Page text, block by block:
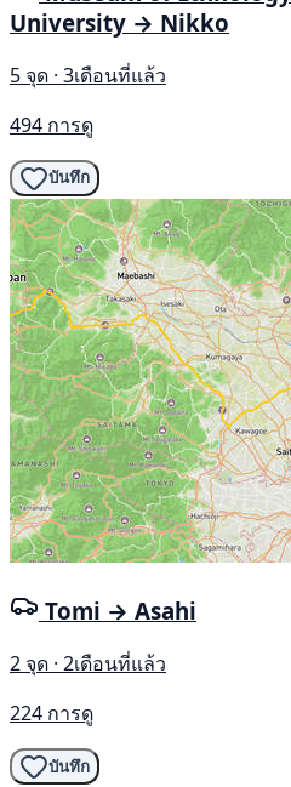
University → Nikko
5 จุด · 3เดือนที่แล้ว
494 การดู
บันทึก
Tomi → Asahi
2 จุด · 2เดือนที่แล้ว
224 การดู
บันทึก